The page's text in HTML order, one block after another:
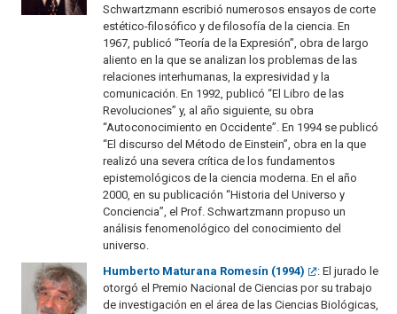
Schwartzmann escribió numerosos ensayos de corte
estético-filosófico y de filosofía de la ciencia. En
1967, publicó “Teoría de la Expresión”, obra de largo
aliento en la que se analizan los problemas de las
relaciones interhumanas, la expresividad y la
comunicación. En 1992, publicó “El Libro de las
Revoluciones” y, al año siguiente, su obra
“Autoconocimiento en Occidente”. En 1994 se publicó
“El discurso del Método de Einstein”, obra en la que
realizó una severa crítica de los fundamentos
epistemológicos de la ciencia moderna. En el año
2000, en su publicación “Historia del Universo y
Conciencia”, el Prof. Schwartzmann propuso un
análisis fenomenológico del conocimiento del
universo.
Humberto Maturana Romesín (1994)
: El jurado le
otorgó el Premio Nacional de Ciencias por su trabajo
de investigación en el área de las Ciencias Biológicas,